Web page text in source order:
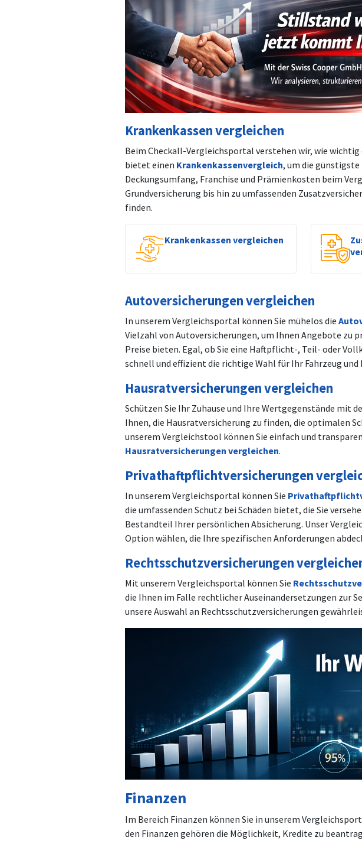
Krankenkassen vergleichen
Beim Checkall-Vergleichsportal verstehen wir, wie
bietet einen Krankenkassenvergleich, um die günstigste
Deckungsumfang, Franchise und Prämienkosten beim
Grundversicherung bis hin zu umfassenden
finden.
Krankenkassen vergleichen
Autoversicherungen vergleichen
In unserem Vergleichsportal können Sie mühelos die
Vielzahl von Autoversicherungen, um Ihnen Angebote zu
Preise bieten. Egal, ob Sie eine Haftpflicht-, Teil- oder
schnell und effizient die richtige Wahl für Ihr Fahrzeug
Hausratversicherungen vergleichen
Schützen Sie Ihr Zuhause und Ihre Wertgegenstände mit
Ihnen, die Hausratversicherung zu finden, die optimalen
unserem Vergleichstool können Sie einfach und
Hausratversicherungen vergleichen.
Privathaftpflichtversicherungen
In unserem Vergleichsportal können Sie
die umfassenden Schutz bei Schäden bietet, die Sie
Bestandteil Ihrer persönlichen Absicherung. Unser
Option wählen, die Ihre spezifischen Anforderungen
Rechtsschutzversicherungen
Mit unserem Vergleichsportal können Sie
die Ihnen im Falle rechtlicher Auseinandersetzungen zur
unsere Auswahl an Rechtsschutzversicherungen
Finanzen
Im Bereich Finanzen können Sie in unserem
den Finanzen gehören die Möglichkeit, Kredite zu